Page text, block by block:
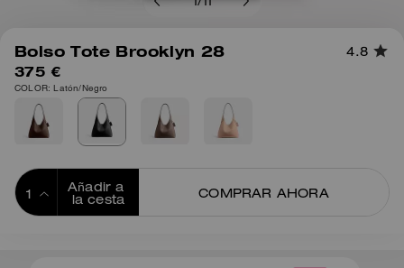
/
Bolso Tote Brooklyn 28 4.8
375 €
COLOR: Latón/Negro
Añadir a
la cesta
COMPRAR AHORA